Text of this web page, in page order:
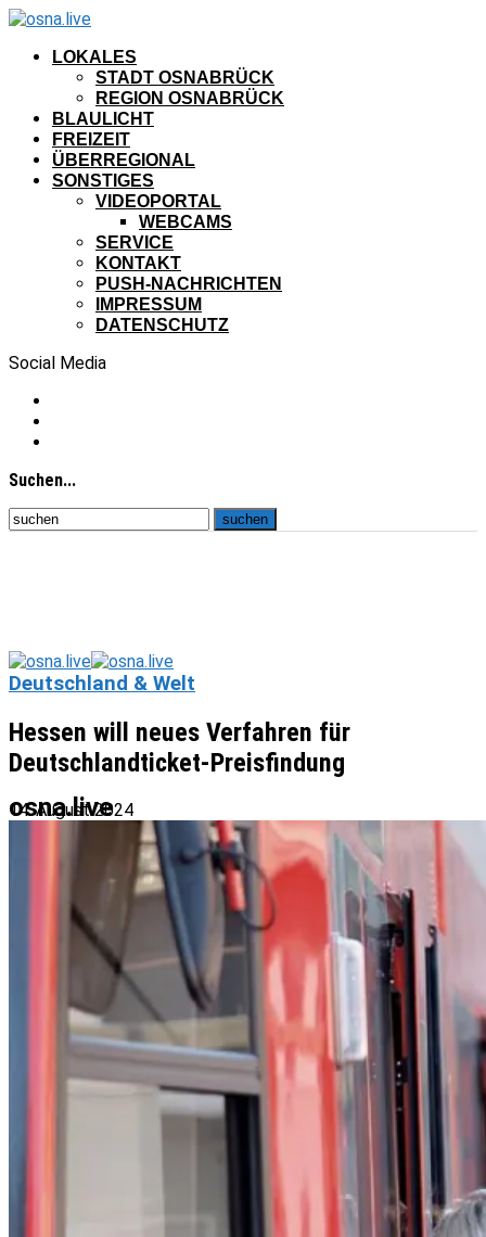
LOKALES
STADT OSNABRÜCK
REGION OSNABRÜCK
BLAULICHT
FREIZEIT
ÜBERREGIONAL
SONSTIGES
VIDEOPORTAL
WEBCAMS
SERVICE
KONTAKT
PUSH-NACHRICHTEN
IMPRESSUM
DATENSCHUTZ
Social Media
Suchen...
osna.live
Deutschland & Welt
Hessen will neues Verfahren für
Deutschlandticket-Preisfindung
14. August 2024